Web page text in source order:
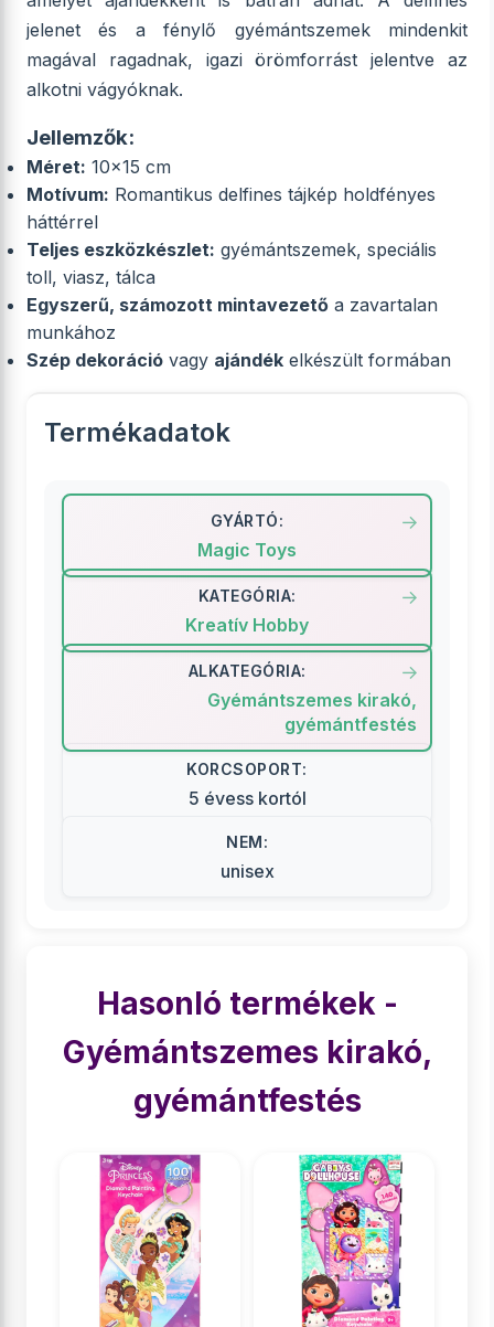
jelenet és a fénylő gyémántszemek mindenkit
magával ragadnak, igazi örömforrást jelentve az
alkotni vágyóknak.
Jellemzők:
Méret: 10x15 cm
Motívum: Romantikus delfines tájkép holdfényes
háttérrel
Teljes eszközkészlet: gyémántszemek, speciális
toll, viasz, tálca
Egyszerű, számozott mintavezető a zavartalan
munkához
Szép dekoráció vagy ajándék elkészült formában
Termékadatok
GYÁRTÓ:
Magic Toys
KATEGÓRIA:
Kreatív Hobby
ALKATEGÓRIA:
Gyémántszemes kirakó,
gyémántfestés
KORCSOPORT:
5 évess kortól
NEM:
unisex
Hasonló termékek -
Gyémántszemes kirakó,
gyémántfestés